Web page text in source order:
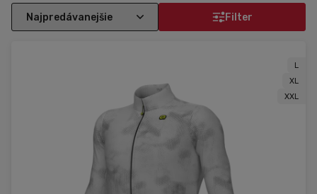
reflexnými prvkami pre lepšiu viditeľnosť v zhoršených
Filter
L
XL
XXL